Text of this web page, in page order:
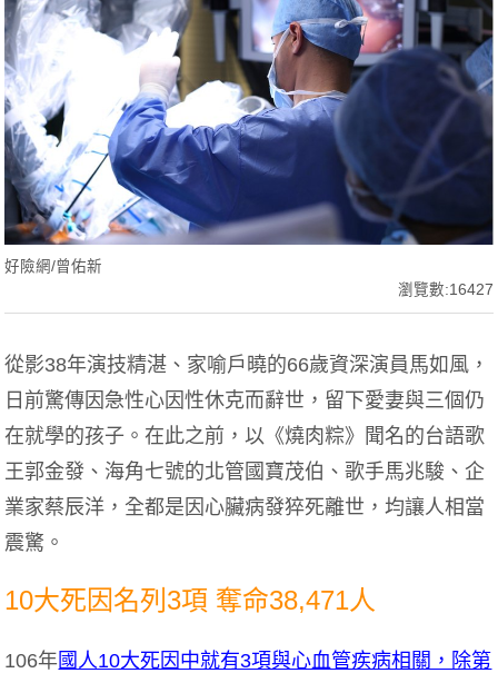
好險網/曾佑新
瀏覽數:16427
從影38年演技精湛、家喻戶曉的66歲資深演員馬如風，
日前驚傳因急性心因性休克而辭世，留下愛妻與三個仍
在就學的孩子。在此之前，以《燒肉粽》聞名的台語歌
王郭金發、海角七號的北管國寶茂伯、歌手馬兆駿、企
業家蔡辰洋，全都是因心臟病發猝死離世，均讓人相當
震驚。
10大死因名列3項 奪命38,471人
106年國人10大死因中就有3項與心血管疾病相關，除第